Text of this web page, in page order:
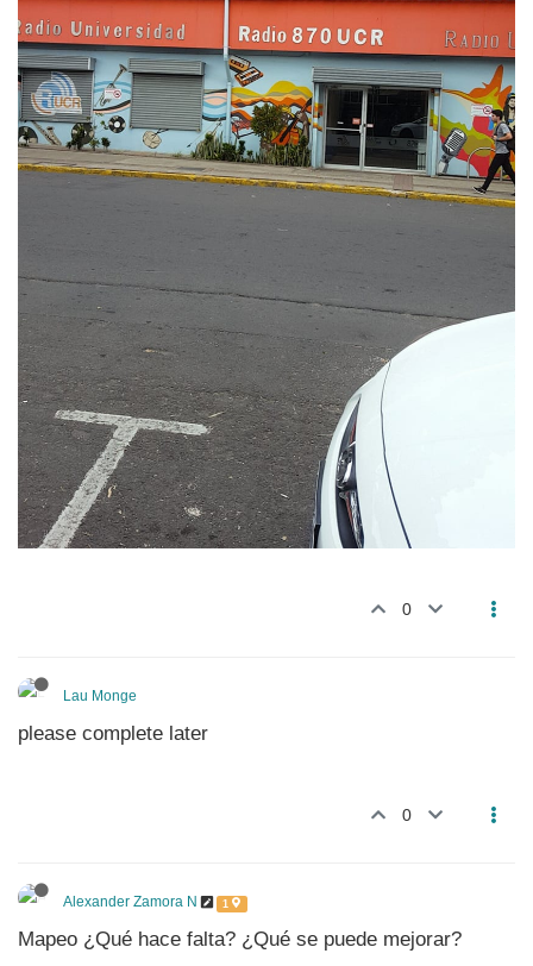
0
Lau Monge
please complete later
0
Alexander Zamora N 1
Mapeo ¿Qué hace falta? ¿Qué se puede mejorar?